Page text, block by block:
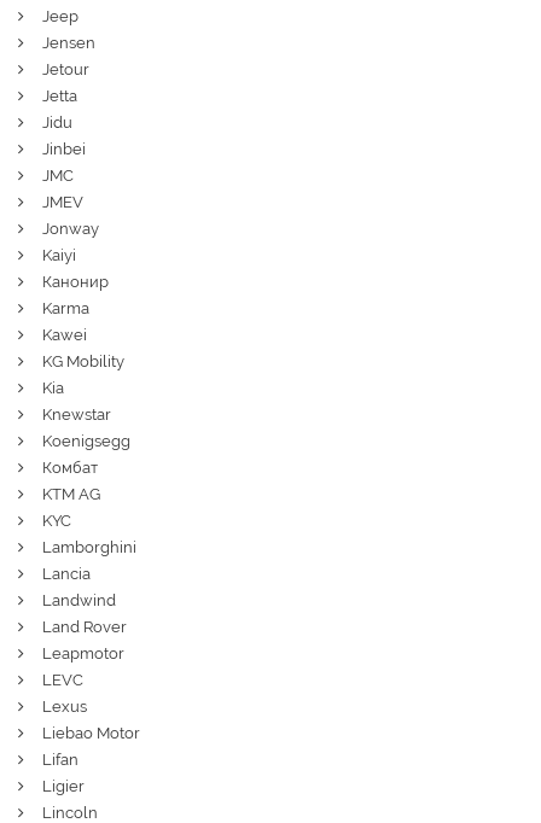
Jeep
Jensen
Jetour
Jetta
Jidu
Jinbei
JMC
JMEV
Jonway
Kaiyi
Канонир
Karma
Kawei
KG Mobility
Kia
Knewstar
Koenigsegg
Комбат
KTM AG
KYC
Lamborghini
Lancia
Landwind
Land Rover
Leapmotor
LEVC
Lexus
Liebao Motor
Lifan
Ligier
Lincoln